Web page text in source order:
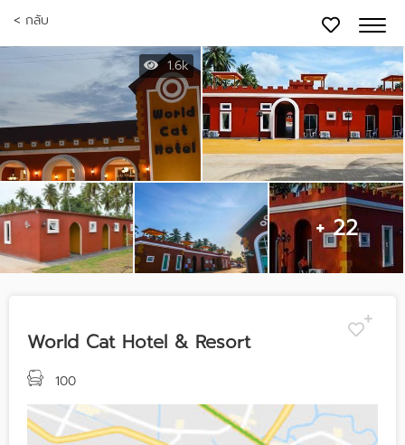
< กลับ
1.6k
+ 22
World Cat Hotel & Resort
100